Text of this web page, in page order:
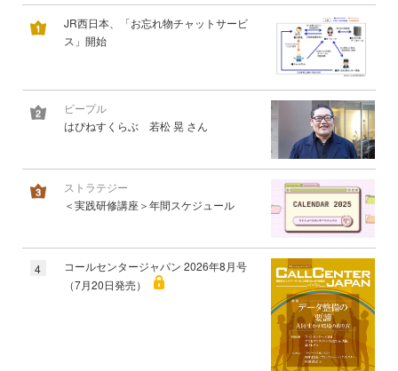
JR西日本、「お忘れ物チャットサービ
ス」開始
ピープル
はぴねすくらぶ 若松 晃 さん
ストラテジー
＜実践研修講座＞年間スケジュール
4
コールセンタージャパン 2026年8月号
（7月20日発売）